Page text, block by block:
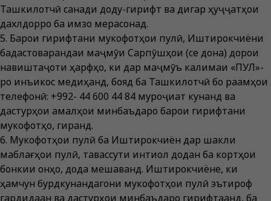
Ташкилотчӣ санади доду-гирифт ва дигар ҳуҷҷатҳои
дахлдорро ба имзо мерасонад.
5. Барои гирифтани мукофотҳои пулӣ, Иштирокчиёни
бадастоварандаи маҷмӯи Сарпӯшҳои (се дона) дорои
навиштаҷоти ҳарфҳо, ки дар маҷмӯъ калимаи «ПУЛ»-
ро инъикос медиҳанд, бояд ба Ташкилотчӣ бо рақамҳои
телефонӣ: +992- 44 600 44 84 муроҷиат кунанд ва
дастурҳои амалҳои минбаъдаро барои гирифтани
мукофотҳо, гиранд.
6. Мукофотҳои пулӣ ба Иштирокчиён дар шакли
маблағҳои пулӣ, тавассути интиқол додан ба кортҳои
бонкии онҳо, дода мешаванд. Иштирокчиёне, ки
ҳамчун бурдкунандагони мукофотҳои пулӣ эътироф
гардидаан ва дастурҳои минбаъдаро гирифтаанд, ба